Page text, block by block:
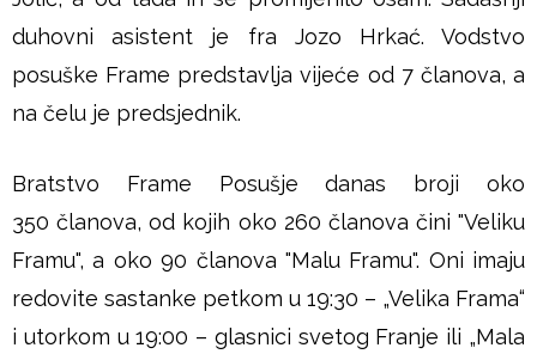
duhovni asistent je fra Jozo Hrkać. Vodstvo
posuške Frame predstavlja vijeće od 7 članova, a
na čelu je predsjednik.
Bratstvo Frame Posušje danas broji oko
350 članova, od kojih oko 260 članova čini "Veliku
Framu", a oko 90 članova "Malu Framu". Oni imaju
redovite sastanke petkom u 19:30 – „Velika Frama“
i utorkom u 19:00 – glasnici svetog Franje ili „Mala